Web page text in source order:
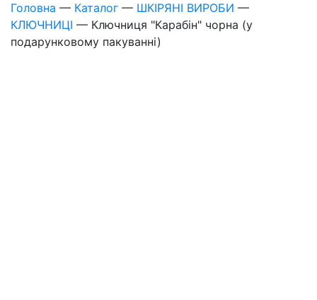
Головна — Каталог — ШКІРЯНІ ВИРОБИ —
КЛЮЧНИЦІ — Ключниця "Карабін" чорна (у
подарунковому пакуванні)